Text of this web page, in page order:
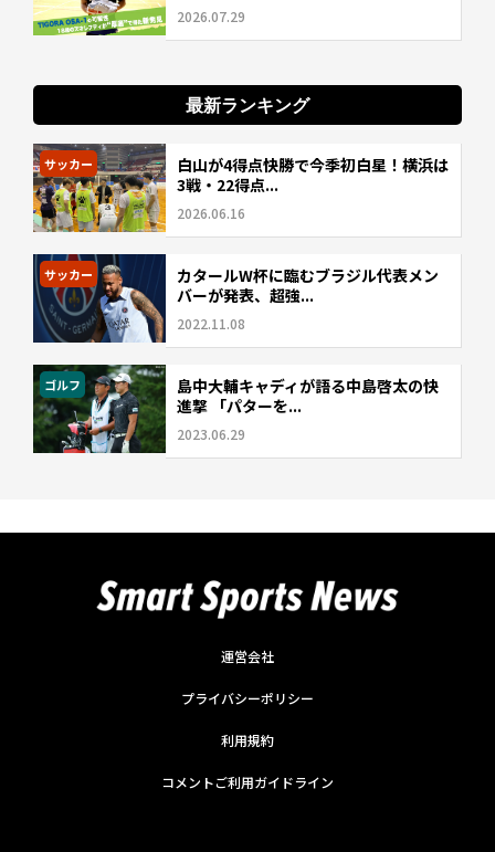
2026.07.29
最新ランキング
サッカー
白山が4得点快勝で今季初白星！横浜は
3戦・22得点...
2026.06.16
サッカー
カタールW杯に臨むブラジル代表メン
バーが発表、超強...
2022.11.08
ゴルフ
島中大輔キャディが語る中島啓太の快
進撃 「パターを...
2023.06.29
運営会社
プライバシーポリシー
利用規約
コメントご利用ガイドライン